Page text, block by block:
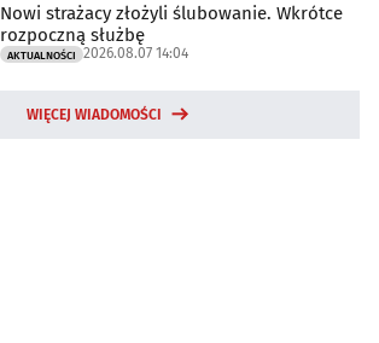
Nowi strażacy złożyli ślubowanie. Wkrótce
rozpoczną służbę
AKTUALNOŚCI 2026.08.07 14:04
WIĘCEJ WIADOMOŚCI